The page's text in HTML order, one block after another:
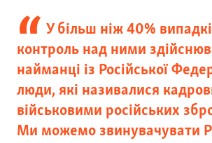
У більш ніж 40%
контроль над ними
найманці із Російської
люди, які називалися
військовими російських
Ми можемо звинувачувати